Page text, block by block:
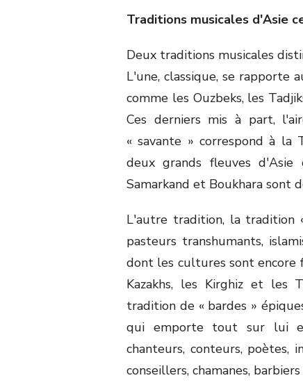
Traditions musicales d'Asie
Deux traditions musicales
L'une, classique, se rapporte
comme les Ouzbeks, les
Ces derniers mis à part,
« savante » correspond à la
deux grands fleuves
Samarkand et Boukhara sont
L'autre tradition, la tradition
pasteurs transhumants,
dont les cultures sont encore
Kazakhs, les Kirghiz et les
tradition de « bardes »
qui emporte tout sur lui
chanteurs, conteurs, poètes,
conseillers, chamanes,